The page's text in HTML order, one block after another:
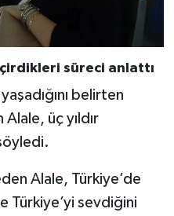
süreci anlattı
belirten
Alale, üç yıldır
Alale, Türkiye’de
Türkiye’yi sevdiğini